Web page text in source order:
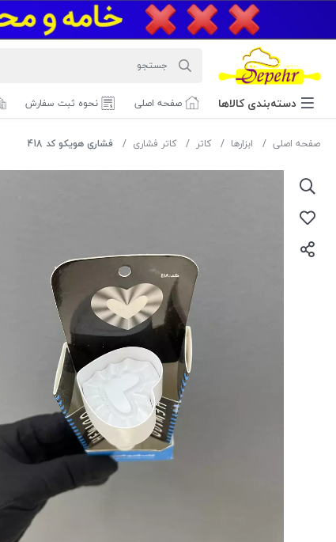
دسته‌بندی‌ کالاها صفحه اصلی نحوه ثبت سفارش
صفحه اصلی ابزارها کاتر کاتر فشاری فشاری هویکو کد 418